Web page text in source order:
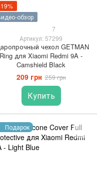
обзор
7
Артикул: 57299
чехол GETMAN
Ring для Xiaomi Redmi 9A -
Camshield Black
209 грн 259 грн
Купить
Подарок